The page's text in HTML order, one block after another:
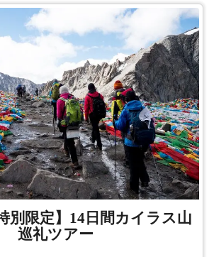
別限定】14日間カイラス山
巡礼ツアー